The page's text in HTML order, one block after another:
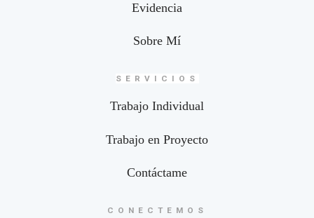
Evidencia
Sobre Mí
SERVICIOS
Trabajo Individual
Trabajo en Proyecto
Contáctame
CONECTEMOS